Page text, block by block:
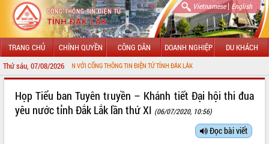
Vietnamese| English
TRANG CHỦ CHÍNH QUYỀN CÔNG DÂN DOANH NGHIỆP DU KHÁCH
Thứ sáu, 07/08/2026
MỪNG ĐẾN VỚI CỔNG THÔNG TIN ĐIỆN TỬ TỈNH ĐẮK LẮK
LÃNH ĐẠO UBND TỈNH
Họp Tiểu ban Tuyên truyền – Khánh tiết Đại hội thi đua
yêu nước tỉnh Đắk Lắk lần thứ XI (06/07/2020, 10:56)
Đọc bài viết